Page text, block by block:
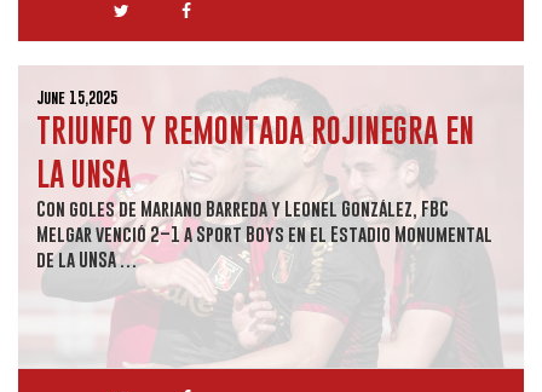
June 15,2025
TRIUNFO Y REMONTADA ROJINEGRA EN
LA UNSA
Con goles de Mariano Barreda y Leonel González, FBC
Melgar venció 2–1 a Sport Boys en el Estadio Monumental
de la UNSA …